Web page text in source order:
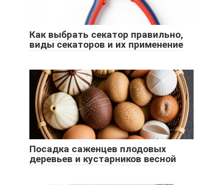
Как выбрать секатор правильно,
виды секаторов и их применение
Посадка саженцев плодовых
деревьев и кустарников весной